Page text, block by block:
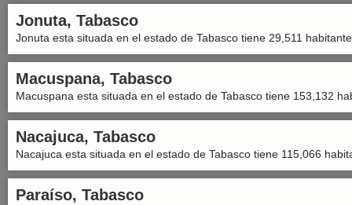
Jonuta, Tabasco
Jonuta esta situada en el estado de Tabasco tiene 29,511
Macuspana, Tabasco
Macuspana esta situada en el estado de Tabasco tiene 153,132
Nacajuca, Tabasco
Nacajuca esta situada en el estado de Tabasco tiene 115,066
Paraíso, Tabasco